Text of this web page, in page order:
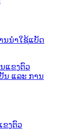
ນນຳໃຊ້ແບັດ
ຂງຕົວ